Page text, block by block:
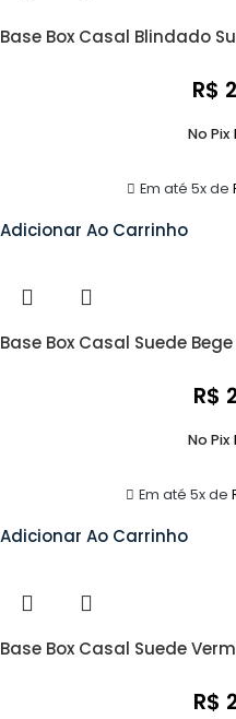
Base Box Casal Blindado
R$
Em até 5x de
No Pix
Adicionar Ao Carrinho
Base Box Casal Suede Bege
R$
Em até 5x de
No Pix
Adicionar Ao Carrinho
Base Box Casal Suede
R$